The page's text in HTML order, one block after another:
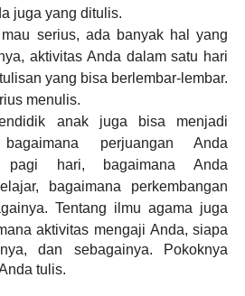
juga yang ditulis.
serius, ada banyak hal yang
aktivitas Anda dalam satu hari
yang bisa berlembar-lembar.
menulis.
anak juga bisa menjadi
perjuangan Anda
pagi hari, bagaimana Anda
bagaimana perkembangan
Tentang ilmu agama juga
aktivitas mengaji Anda, siapa
dan sebagainya. Pokoknya
tulis.